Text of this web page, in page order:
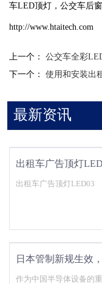
车LED顶灯，公交车后
http://www.htaitech.com
上一个： 公交车全彩
下一个： 使用和安装出
最新资讯
出租车广告顶灯
出租车广告顶灯LED03
日本管制新规生效
作为中国半导体设备的